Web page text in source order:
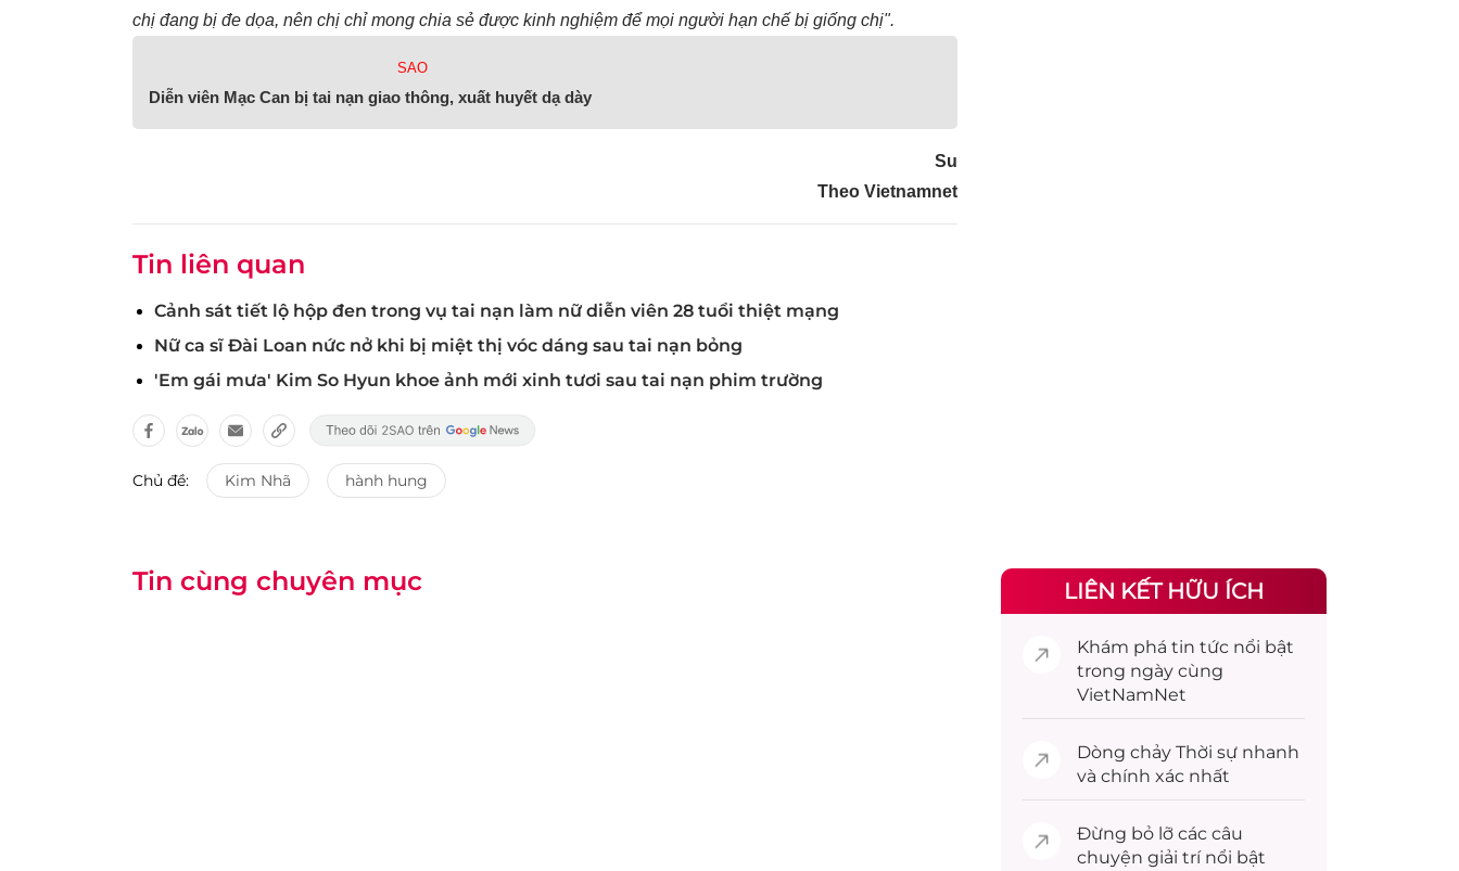
chị đang bị đe dọa, nên chị chỉ mong chia sẻ được kinh nghiệm để mọi người hạn chế bị giống chị".
SAO
Diễn viên Mạc Can bị tai nạn giao thông, xuất huyết dạ dày
Su
Theo Vietnamnet
Tin liên quan
Cảnh sát tiết lộ hộp đen trong vụ tai nạn làm nữ diễn viên 28 tuổi thiệt mạng
Nữ ca sĩ Đài Loan nức nở khi bị miệt thị vóc dáng sau tai nạn bỏng
'Em gái mưa' Kim So Hyun khoe ảnh mới xinh tươi sau tai nạn phim trường
Chủ đề: Kim Nhã hành hung
Tin cùng chuyên mục LIÊN KẾT HỮU ÍCH
Khám phá tin tức nổi bật
trong ngày cùng
VietNamNet
Dòng chảy Thời sự nhanh
và chính xác nhất
Đừng bỏ lỡ các câu
chuyện giải trínổi bật